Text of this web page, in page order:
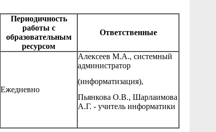
Периодичность
работы с
образовательным
ресурсом
Ответственные
Ежедневно
Алексеев М.А., системный
администратор
(информатизация),
Пьянкова О.В., Шарлаимова
А.Г. - учитель информатики